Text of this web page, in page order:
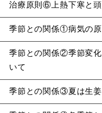
治療原則⑥上熱下寒と
季節との関係①病気の原
季節との関係②季節変
いて
季節との関係③夏は生